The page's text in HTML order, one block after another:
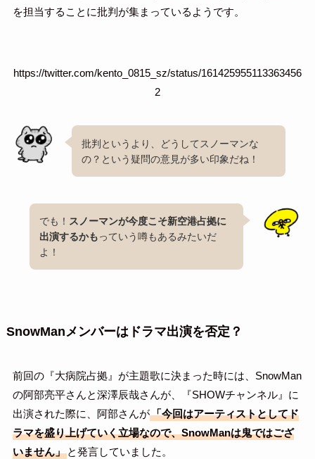
を担当することに批判が集まっているようです。
https://twitter.com/kento_0815_sz/status/161425955113363456
2
批判というより、どうしてスノーマンな
の？という疑問の意見が多い印象だね！
でも！ スノーマンが今度こそ新空港占拠に
出演するかもっていう噂もあるみたいだ
よ！
SnowManメンバーはドラマ出演を否定？
前回の『大病院占拠』が主題歌に決まった時には、SnowMan
の阿部亮平さんと深澤辰哉さんが、『SHOWチャンネル』に
出演された際に、阿部さんが「今回はアーティストとしてド
ラマを盛り上げていく立場なので、SnowManは鬼ではござ
いません」と発言していました。